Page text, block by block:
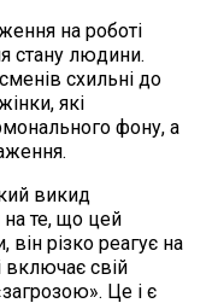
на роботі
стану людини.
схильні до
які
фону, а
викид
те, що цей
різко реагує на
включає свій
Це і є